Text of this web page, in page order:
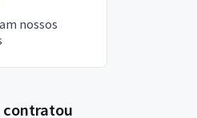
nossos
contratou